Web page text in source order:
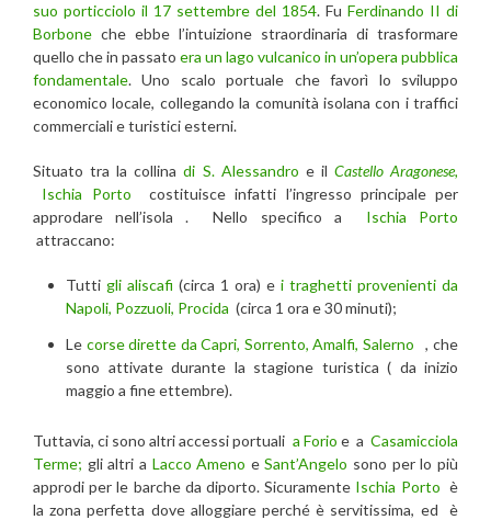
suo porticciolo il 17 settembre del 1854. Fu Ferdinando II di
Borbone che ebbe l’intuizione straordinaria di trasformare
quello che in passato era un lago vulcanico in un’opera pubblica
fondamentale. Uno scalo portuale che favorì lo sviluppo
economico locale, collegando la comunità isolana con i traffici
commerciali e turistici esterni.
Situato tra la collinadi S. Alessandro e il Castello Aragonese,
Ischia Porto costituisce infatti l’ingresso principale per
approdare nell’isola . Nello specifico a Ischia Porto
attraccano:
Tutti gli aliscafi (circa 1 ora) e i traghetti provenienti da
Napoli, Pozzuoli, Procida (circa 1 ora e 30 minuti);
Le corse dirette da Capri, Sorrento, Amalfi, Salerno , che
sono attivate durante la stagione turistica ( da inizio
maggio a fine ettembre).
Tuttavia, ci sono altri accessi portuali a Forio e aCasamicciola
Terme; gli altri a Lacco Ameno eSant’Angelo sono per lo più
approdi per le barche da diporto. Sicuramente Ischia Porto è
la zona perfetta dove alloggiare perché è servitissima, ed è